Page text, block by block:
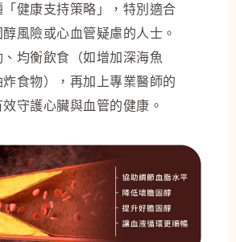
健康支持策略」，特別適合
風險或心血管疑慮的人士。
均衡飲食（如增加深海魚
食物），再加上專業醫師的
守護心臟與血管的健康。